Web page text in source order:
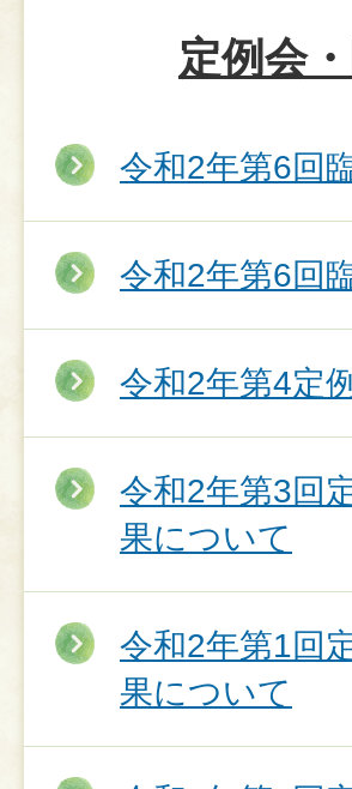
定例会
令和2年第6回
令和2年第6回
令和2年第4定
令和2年第3回
果について
令和2年第1回
果について